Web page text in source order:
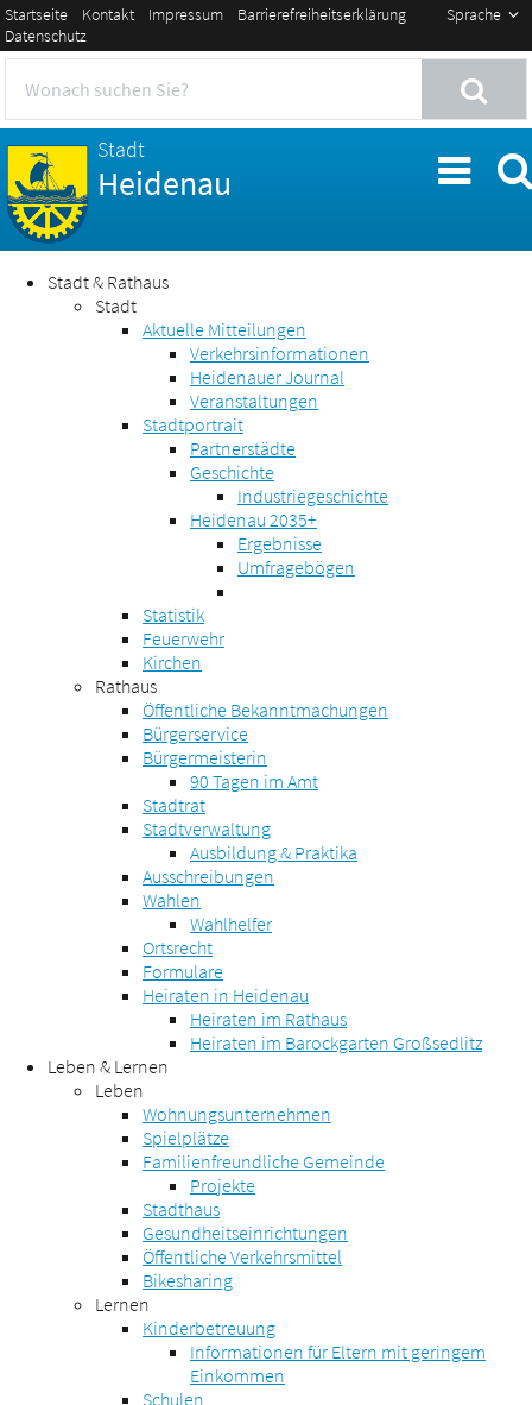
Sprache
Startseite Kontakt Impressum
Barrierefreiheitserklärung
Datenschutz
Stadt
Heidenau
Stadt & Rathaus
Stadt
Aktuelle Mitteilungen
Verkehrsinformationen
Heidenauer Journal
Veranstaltungen
Stadtportrait
Partnerstädte
Geschichte
Industriegeschichte
Heidenau 2035+
Ergebnisse
Umfragebögen
Statistik
Feuerwehr
Kirchen
Rathaus
Öffentliche Bekanntmachungen
Bürgerservice
Bürgermeisterin
90 Tagen im Amt
Stadtrat
Stadtverwaltung
Ausbildung & Praktika
Ausschreibungen
Wahlen
Wahlhelfer
Ortsrecht
Formulare
Heiraten in Heidenau
Heiraten im Rathaus
Heiraten im Barockgarten Großsedlitz
Leben & Lernen
Leben
Wohnungsunternehmen
Spielplätze
Familienfreundliche Gemeinde
Projekte
Stadthaus
Gesundheitseinrichtungen
Öffentliche Verkehrsmittel
Bikesharing
Lernen
Kinderbetreuung
Informationen für Eltern mit geringem
Einkommen
Schulen